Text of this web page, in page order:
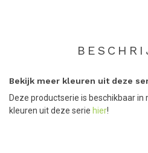
Bekijk meer kleuren uit deze
Deze productserie is beschikbaar in
kleuren uit deze serie hier!